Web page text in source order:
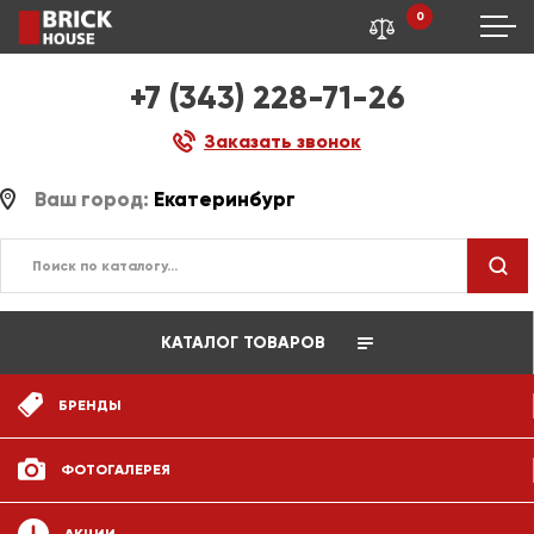
+7 (343) 228-71-26
Заказать звонок
0
Ваш город: Екатеринбург
КАТАЛОГ ТОВАРОВ
БРЕНДЫ
ФОТОГАЛЕРЕЯ